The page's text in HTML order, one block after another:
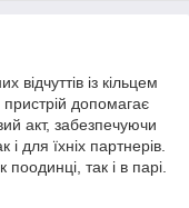
відчуттів із кільцем
допомагає
акт, забезпечуючи
для їхніх партнерів.
так і в парі.